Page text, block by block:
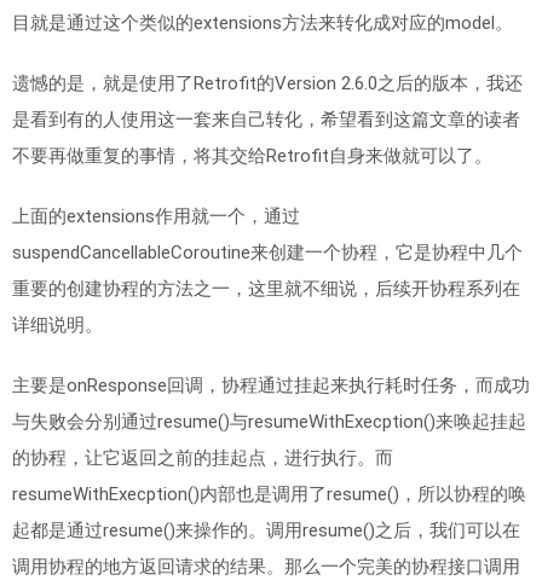
目就是通过这个类似的extensions方法来转化成对应的model。
遗憾的是，就是使用了Retrofit的Version 2.6.0之后的版本，我还
是看到有的人使用这一套来自己转化，希望看到这篇文章的读者
不要再做重复的事情，将其交给Retrofit自身来做就可以了。
上面的extensions作用就一个，通过
suspendCancellableCoroutine来创建一个协程，它是协程中几个
重要的创建协程的方法之一，这里就不细说，后续开协程系列在
详细说明。
主要是onResponse回调，协程通过挂起来执行耗时任务，而成功
与失败会分别通过resume()与resumeWithExecption()来唤起挂起
的协程，让它返回之前的挂起点，进行执行。而
resumeWithExecption()内部也是调用了resume()，所以协程的唤
起都是通过resume()来操作的。调用resume()之后，我们可以在
调用协程的地方返回请求的结果。那么一个完美的协程接口调用